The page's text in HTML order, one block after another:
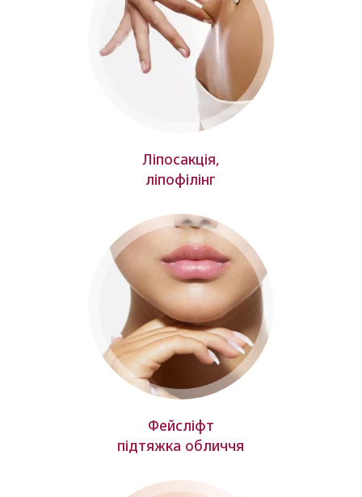
Ліпосакція,
ліпофілінг
Фейсліфт
підтяжка обличчя